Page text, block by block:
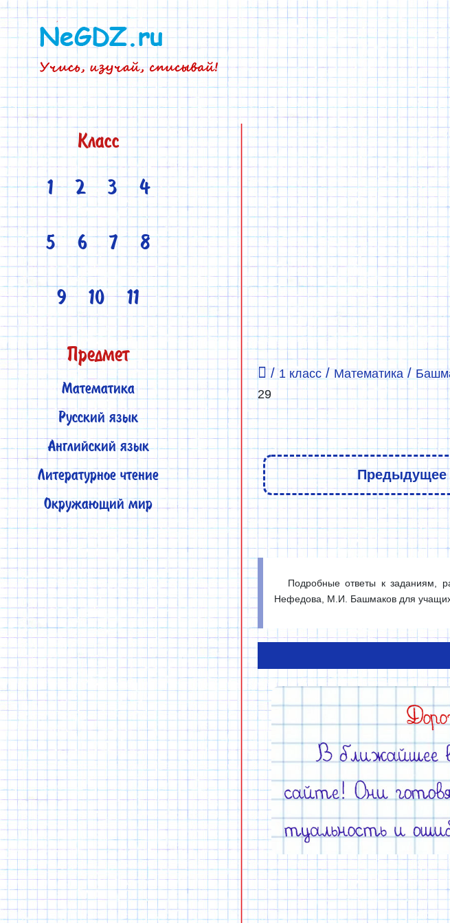
Класс
1
2 3 4
5 6 7 8
9 10 11
Предмет
Математика
Русский язык
Английский язык
Литературное чтение
Окружающий мир
/1 класс/Математика/
29
Предыдущее
Подробные ответы к заданиям,
Нефедова, М.И. Башмаков для